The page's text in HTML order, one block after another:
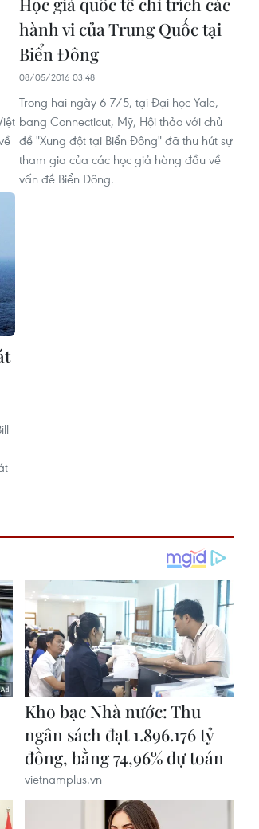
hành vi của Trung Quốc tại
Biển Đông
08/05/2016 03:48
Trong hai ngày 6-7/5, tại Đại học Yale,
bang Connecticut, Mỹ, Hội thảo với chủ
đề "Xung đột tại Biển Đông" đã thu hút sự
tham gia của các học giả hàng đầu về
vấn đề Biển Đông.